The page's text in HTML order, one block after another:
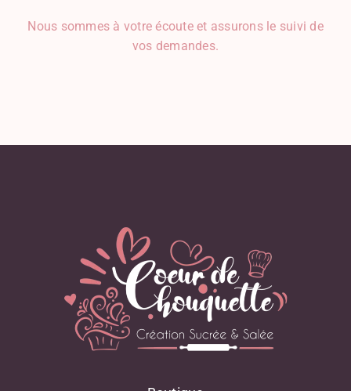
Nous sommes à votre écoute et assurons le suivi de
vos demandes.